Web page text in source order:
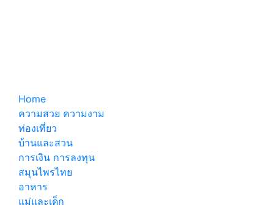
Home
ความสวย ความงาม
ท่องเที่ยว
บ้านและสวน
การเงิน การลงทุน
สมุนไพรไทย
อาหาร
แม่และเด็ก